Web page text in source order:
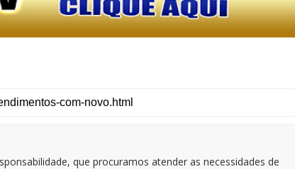
que procuramos atender as necessidades de